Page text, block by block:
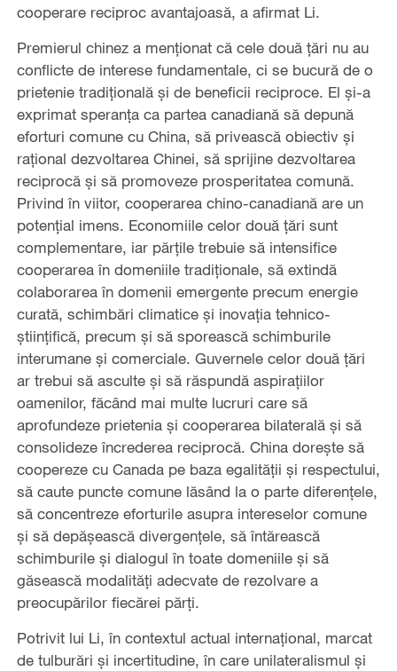
cooperare reciproc avantajoasă, a afirmat Li.
Premierul chinez a menționat că cele două țări nu au
conflicte de interese fundamentale, ci se bucură de o
prietenie tradițională și de beneficii reciproce. El și-a
exprimat speranța ca partea canadiană să depună
eforturi comune cu China, să privească obiectiv și
rațional dezvoltarea Chinei, să sprijine dezvoltarea
reciprocă și să promoveze prosperitatea comună.
Privind în viitor, cooperarea chino-canadiană are un
potențial imens. Economiile celor două țări sunt
complementare, iar părțile trebuie să intensifice
cooperarea în domeniile tradiționale, să extindă
colaborarea în domenii emergente precum energie
curată, schimbări climatice și inovația tehnico-
științifică, precum și să sporească schimburile
interumane și comerciale. Guvernele celor două țări
ar trebui să asculte și să răspundă aspirațiilor
oamenilor, făcând mai multe lucruri care să
aprofundeze prietenia și cooperarea bilaterală și să
consolideze încrederea reciprocă. China dorește să
coopereze cu Canada pe baza egalității și respectului,
să caute puncte comune lăsând la o parte diferențele,
să concentreze eforturile asupra intereselor comune
și să depășească divergențele, să întărească
schimburile și dialogul în toate domeniile și să
găsească modalități adecvate de rezolvare a
preocupărilor fiecărei părți.
Potrivit lui Li, în contextul actual internațional, marcat
de tulburări și incertitudine, în care unilateralismul și